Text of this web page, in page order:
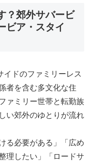
？郊外サバービ
ビア・スタイ
イドのファミリーレス
者を含む多文化な住
ァミリー世帯と転勤族
い郊外のゆとりが流れ
る必要がある」「広め
理したい」「ロードサ